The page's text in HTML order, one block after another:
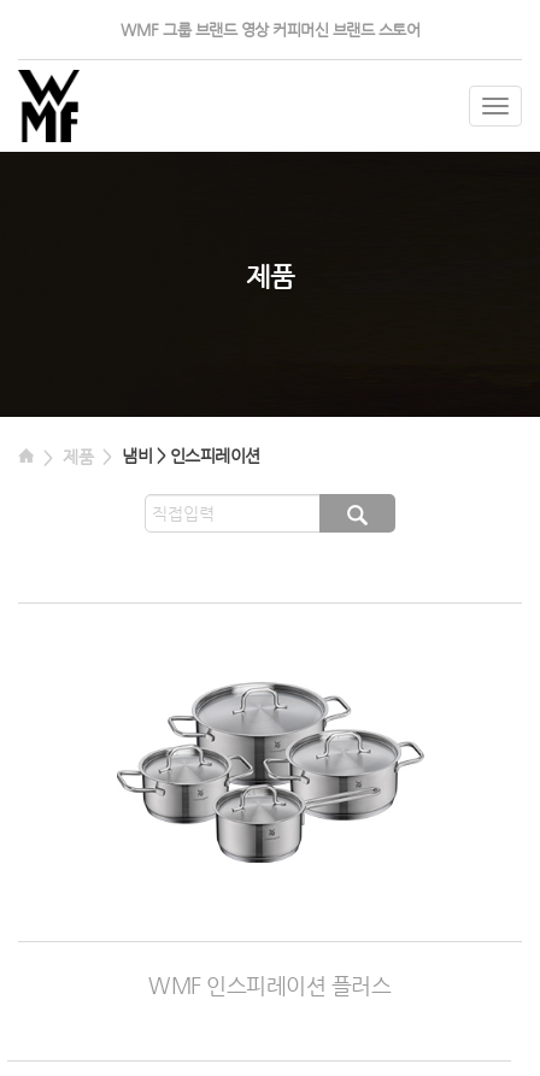
WMF 그룹 브랜드 영상 커피머신 브랜드 스토어
제품
제품 냄비 > 인스피레이션
WMF 인스피레이션 플러스